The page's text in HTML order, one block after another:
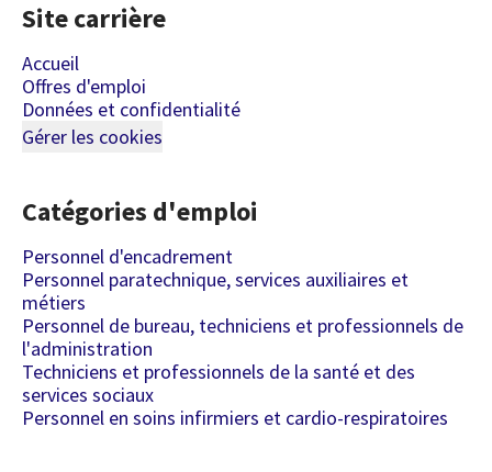
Site carrière
Accueil
Offres d'emploi
Données et confidentialité
Gérer les cookies
Catégories d'emploi
Personnel d'encadrement
Personnel paratechnique, services auxiliaires et
métiers
Personnel de bureau, techniciens et professionnels de
l'administration
Techniciens et professionnels de la santé et des
services sociaux
Personnel en soins infirmiers et cardio-respiratoires